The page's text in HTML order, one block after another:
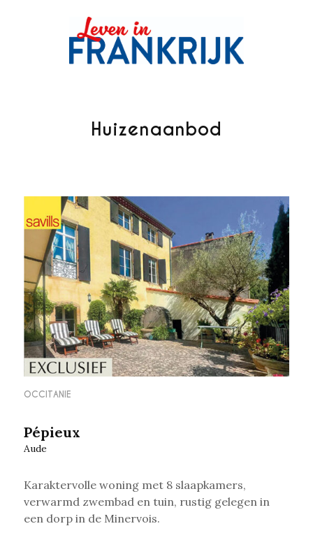
Huizenaanbod
OCCITANIE
Pépieux
Aude
Karaktervolle woning met 8 slaapkamers,
verwarmd zwembad en tuin, rustig gelegen in
een dorp in de Minervois.